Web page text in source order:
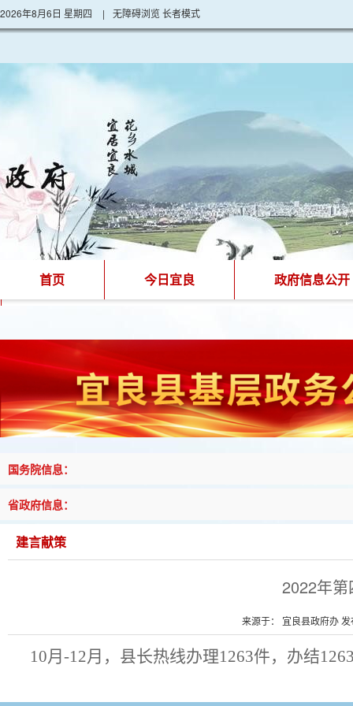
2026年8月6日 星期四 | 无障碍浏览长者模式
首页 今日宜良 政府信息公开
国务院信息：
省政府信息：
建言献策
2022年
来源于： 宜良县政府办
10月-12月，县长热线办理1263件，办结